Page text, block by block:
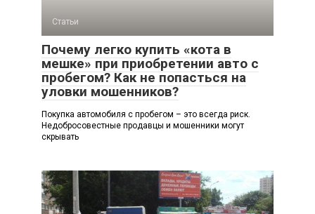
Статьи
Почему легко купить «кота в
мешке» при приобретении авто с
пробегом? Как не попасться на
уловки мошенников?
Покупка автомобиля с пробегом – это всегда риск.
Недобросовестные продавцы и мошенники могут
скрывать